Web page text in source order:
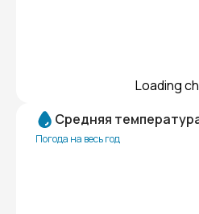
Loading
Средняя
Погода на весь год